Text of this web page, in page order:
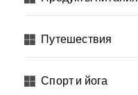
Путешествия
Спорт и йога